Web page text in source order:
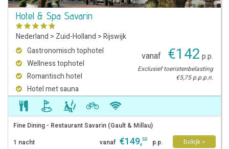
Hotel & Spa Savarin
Nederland > Zuid-Holland >Rijswijk
Gastronomisch tophotel
Wellness tophotel
Romantisch hotel
Hotel met sauna
vanaf €142 p.p.
Exclusief toeristenbelasting
€5,75 p.p.p.n.
Fine Dining - Restaurant Savarin (Gault & Millau)
1 nacht
vanaf €149,50 p.p.
Bekijk >